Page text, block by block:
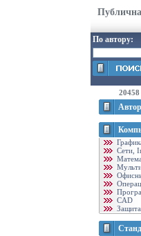
По автору:
20458
Cети,
CAD